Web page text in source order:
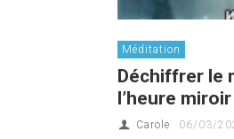
Méditation
Déchiffrer le
l’heure miroir
Carole 06/03/